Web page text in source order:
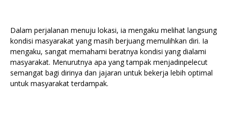
Dalam perjalanan menuju lokasi, ia mengaku melihat langsung
kondisi masyarakat yang masih berjuang memulihkan diri. Ia
mengaku, sangat memahami beratnya kondisi yang dialami
masyarakat. Menurutnya apa yang tampak menjadinpelecut
semangat bagi dirinya dan jajaran untuk bekerja lebih optimal
untuk masyarakat terdampak.